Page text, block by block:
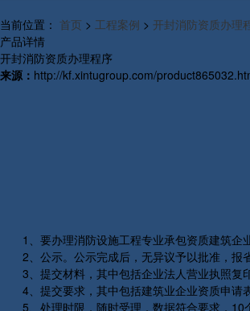
当前位置： 首页 > 工程案例 > 开封消防资质办理
产品详情
开封消防资质办理程序
来源： http://kf.xintugroup.com/
1、要办理消防设施工程专业承包资质建筑企
2、公示。公示完成后，无异议予以批准，报
3、提交材料，其中包括企业法人营业执照复
4、提交要求，其中包括建筑业企业资质申请
5、处理时限，随时受理，数据符合要求，10